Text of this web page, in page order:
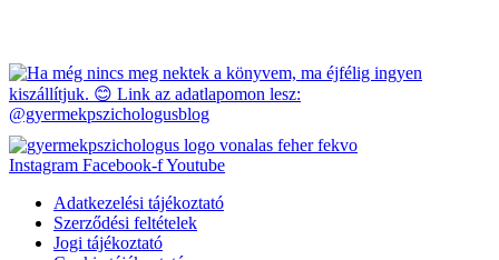
Instagram Facebook-fYoutube
Adatkezelési tájékoztató
Szerződési feltételek
Jogi tájékoztató